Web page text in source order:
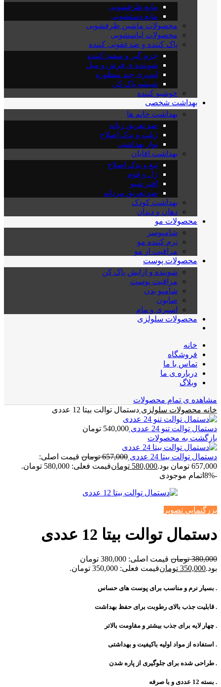
مایع ظرفشویی
مایع دستشویی
محصولات ماشین ظرفشویی
محصولات لباسشویی
پاک کننده و ضدعفونی کننده
جرم گیر و سفید کننده
شوینده ی فرش و مبل
اسپری چند منظوره
شیشه پاک کن
خوشبو کننده
بهداشت شخصی
بهداشت خانم ها
ضد تعریق زنانه
ژیلت و یدک اصلاح
نوار بهداشتی
بهداشت اقایان
تیغ و یدک اصلاح
ژل و فوم
افتر شیو
ضد تعریق مردانه
بهداشت کودک
دهان و دندان
محصولات مو
شامپوسر
نرم کننده مو
مراقبت از مو
محصولات پوست
شوینده و ارایش پاک کن
مراقبت پوست
شامپو بدن
صابون
اسپری و مام
محصولات سلولزی
خانه
فروشگاه
تماس با ما
درباره ی ما
وبلاگ
مشاهده ی تمام محصولات
خانه محصولات سلولزی دستمال توالت بیتا 12 عددی
دستمال توالت تنو 24 عددی 540,000 تومان
بازگشت به محصولات
دستمال توالت بیتا 24 عددی 657,000 تومان قیمت اصلی:
657,000 تومان بود.
580,000 تومانقیمت فعلی: 580,000 تومان.
-8%
اتمام موجودی
بزرگنمایی تصویر
دستمال توالت بیتا 12 عددی
380,000 تومان
قیمت اصلی: 380,000 تومان
بود.350,000 تومانقیمت فعلی: 350,000 تومان.
. بسیار نرم و مناسب برای پوست های حساس
. قابلیت جذب بالای رطوبت برای حفظ بهداشت
. چهار لایه برای جذب بیشتر و مقاومت بالاتر
. استفاده از مواد اولیه باکیفیت و بهداشتی
. طراحی شده برای جلوگیری از پاره شدن
. بسته 12 عددی و با صرفه